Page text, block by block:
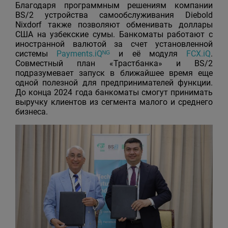
Благодаря программным решениям компании
BS/2 устройства самообслуживания Diebold
Nixdorf также позволяют обменивать доллары
США на узбекские сумы. Банкоматы работают с
иностранной валютой за счет установленной
системы
Payments.iQᴺᴳ и её модуля FCX.iQ.
Совместный план «Трастбанка» и BS/2
подразумевает запуск в ближайшее время еще
одной полезной для предпринимателей функции.
До конца 2024 года банкоматы смогут принимать
выручку клиентов из сегмента малого и среднего
бизнеса.